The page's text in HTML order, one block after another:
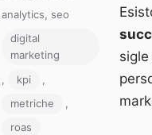
Categorie
analytics, seo
Tag
digital
marketing
,
kpi
,
metriche
,
roas